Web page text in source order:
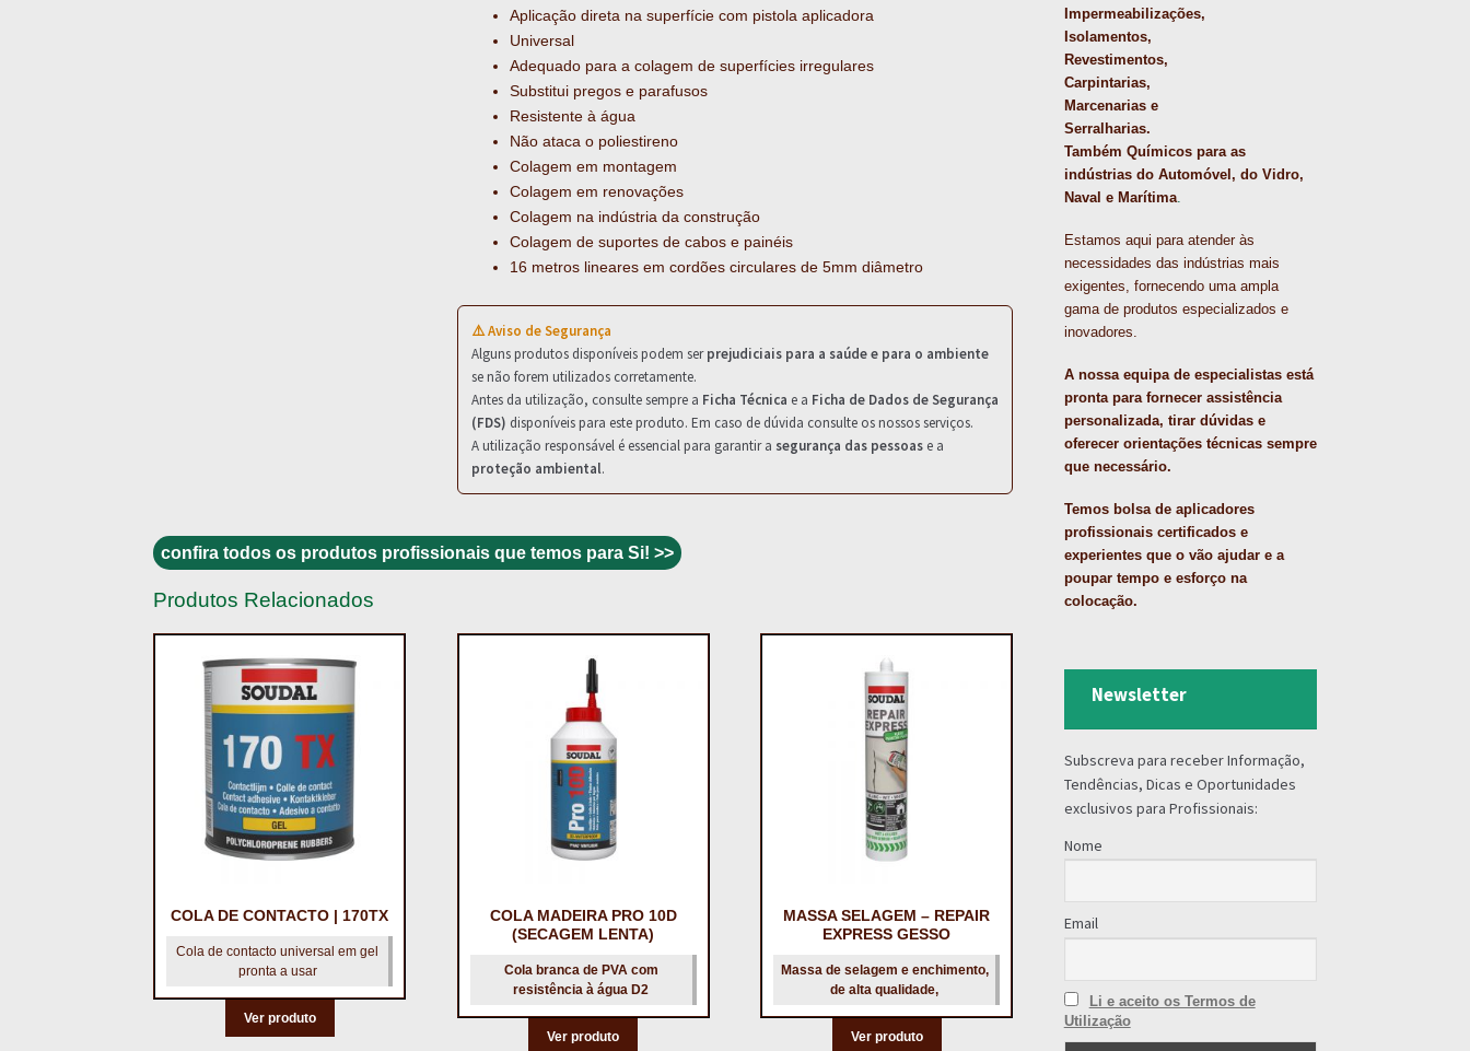
Aplicação direta na superfície com pistola aplicadora
Universal
Adequado para a colagem de superfícies irregulares
Substitui pregos e parafusos
Resistente à água
Não ataca o poliestireno
Colagem em montagem
Colagem em renovações
Colagem na indústria da construção
Colagem de suportes de cabos e painéis
16 metros lineares em cordões circulares de 5mm diâmetro
⚠️ Aviso de Segurança
Alguns produtos disponíveis podem serprejudiciais para a saúde e para o ambiente
se não forem utilizados corretamente.
Antes da utilização, consulte sempre a Ficha Técnica e a Ficha de Dados de Segurança
(FDS) disponíveis para este produto. Em caso de dúvida consulte os nossos serviços.
A utilização responsável é essencial para garantir a segurança das pessoase a
proteção ambiental.
confira todos os produtos profissionais que temos para Si! >>
Produtos Relacionados
COLA DE CONTACTO | 170TX
Cola de contacto universal em gel
pronta a usar
Ver produto
COLA MADEIRA PRO 10D
(SECAGEM LENTA)
Cola branca de PVA com
resistência à água D2
Ver produto
MASSA SELAGEM – REPAIR
EXPRESS GESSO
Massa de selagem e enchimento,
de alta qualidade,
Ver produto
Impermeabilizações,
Isolamentos,
Revestimentos,
Carpintarias,
Marcenarias e
Serralharias.
Também Químicos para as
indústrias do Automóvel, do Vidro,
Naval e Marítima.
Estamos aqui para atender às
necessidades das indústrias mais
exigentes, fornecendo uma ampla
gama de produtos especializados e
inovadores.
A nossa equipa de especialistas está
pronta para fornecer assistência
personalizada, tirar dúvidas e
oferecer orientações técnicas sempre
que necessário.
Temos bolsa de aplicadores
profissionais certificados e
experientes que o vão ajudar e a
poupar tempo e esforço na
colocação.
Newsletter
Subscreva para receber Informação,
Tendências, Dicas e Oportunidades
exclusivos para Profissionais:
Nome
Email
Li e aceito os Termos de
Utilização